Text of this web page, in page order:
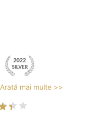
Arată mai multe >>